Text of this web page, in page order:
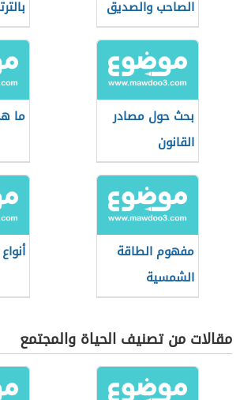
الصاحب والصديق
بحث حول مصادر
القانون
ما
مفهوم الطاقة
الشمسية
مقالات من تصنيف الحياة والمجتمع